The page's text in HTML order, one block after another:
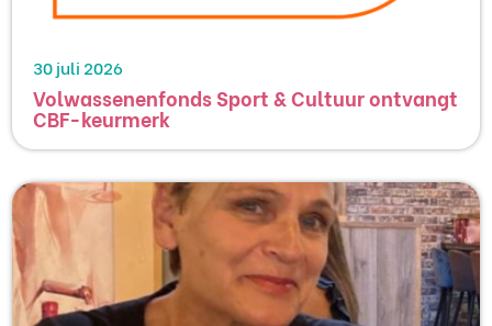
30 juli 2026
Volwassenenfonds Sport & Cultuur ontvangt
CBF-keurmerk